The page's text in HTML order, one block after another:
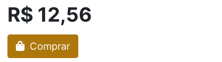
R$ 12,56
Comprar